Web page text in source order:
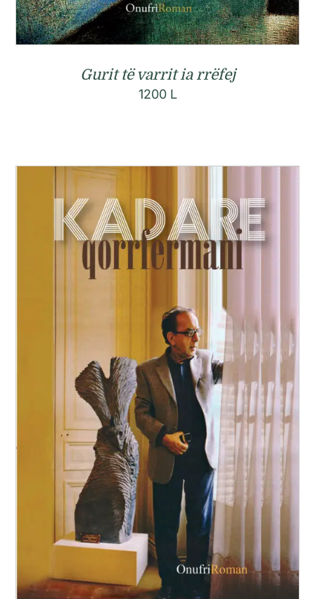
Gurit të varrit ia rrëfej
1200 L